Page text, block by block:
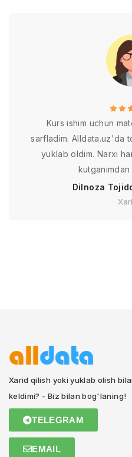
Kurs ishim uchun
sarfladim. Alldata.uz'da
yuklab oldim. Narxi
Dilnoza
Xarid qilish yoki yuklab olish
keldimi? - Biz bilan bog'laning!
TELEGRAM
EMAIL